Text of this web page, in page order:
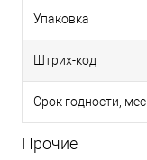
Упаковка
Штрих-код
Срок годности, мес
Прочие